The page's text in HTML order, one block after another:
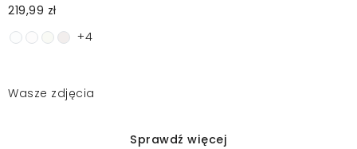
219,99 zł
+4
Wasze zdjęcia
Sprawdź więcej